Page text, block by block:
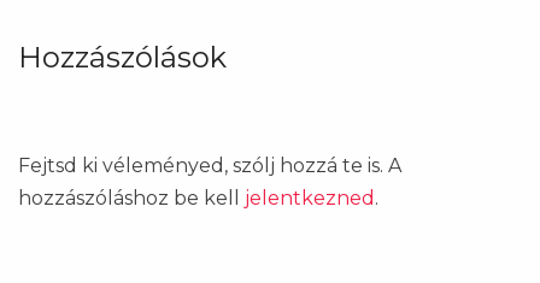
Hozzászólások
Fejtsd ki véleményed, szólj hozzá te is. A
hozzászóláshoz be kell jelentkezned .